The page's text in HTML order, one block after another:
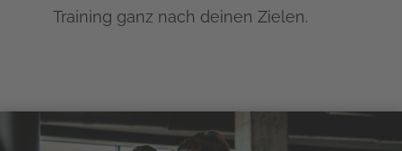
Training ganz nach deinen Zielen.